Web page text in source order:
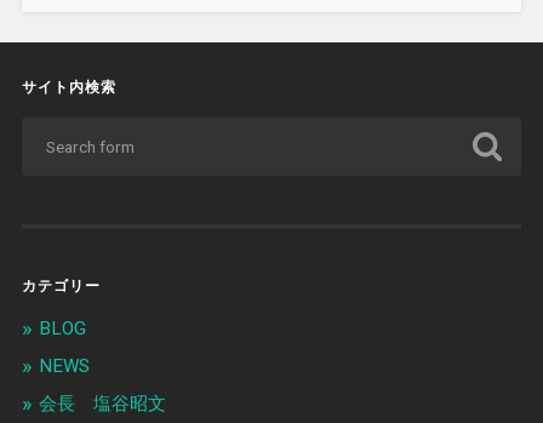
サイト内検索
カテゴリー
BLOG
NEWS
会長 塩谷昭文